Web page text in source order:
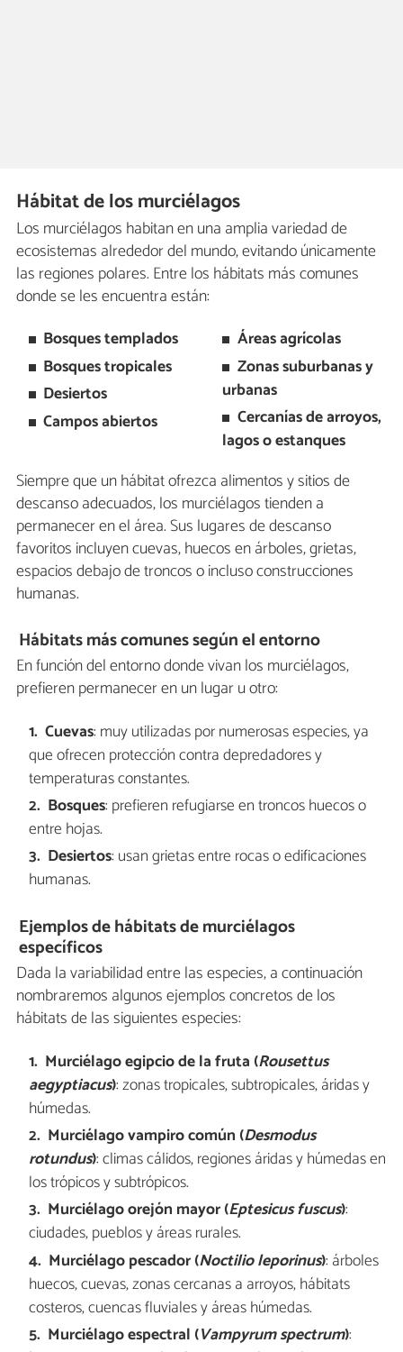
Hábitat de los murciélagos
Los murciélagos habitan en una amplia variedad de
ecosistemas alrededor del mundo, evitando únicamente
las regiones polares. Entre los hábitats más comunes
donde se les encuentra están:
Bosques templados
Bosques tropicales
Desiertos
Campos abiertos
Áreas agrícolas
Zonas suburbanas y
urbanas
Cercanías de arroyos,
lagos o estanques
Siempre que un hábitat ofrezca alimentos y sitios de
descanso adecuados, los murciélagos tienden a
permanecer en el área. Sus lugares de descanso
favoritos incluyen cuevas, huecos en árboles, grietas,
espacios debajo de troncos o incluso construcciones
humanas.
Hábitats más comunes según el entorno
En función del entorno donde vivan los murciélagos,
prefieren permanecer en un lugar u otro:
Cuevas: muy utilizadas por numerosas especies, ya
que ofrecen protección contra depredadores y
temperaturas constantes.
Bosques: prefieren refugiarse en troncos huecos o
entre hojas.
Desiertos: usan grietas entre rocas o edificaciones
humanas.
Ejemplos de hábitats de murciélagos
específicos
Dada la variabilidad entre las especies, a continuación
nombraremos algunos ejemplos concretos de los
hábitats de las siguientes especies:
Murciélago egipcio de la fruta (Rousettus
aegyptiacus): zonas tropicales, subtropicales, áridas y
húmedas.
Murciélago vampiro común (Desmodus
rotundus): climas cálidos, regiones áridas y húmedas en
los trópicos y subtrópicos.
Murciélago orejón mayor (Eptesicus fuscus):
ciudades, pueblos y áreas rurales.
Murciélago pescador (Noctilio leporinus): árboles
huecos, cuevas, zonas cercanas a arroyos, hábitats
costeros, cuencas fluviales y áreas húmedas.
Murciélago espectral (Vampyrum spectrum):